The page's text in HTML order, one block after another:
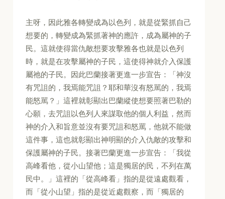
主呀，因此雅各轉變成為以色列，就是從緊抓自己
想要的，轉變成為緊抓著神的應許，成為屬神的子
民。這就使得當仇敵想要攻擊雅各也就是以色列
時，就是在攻擊屬神的子民，這使得神就介入保護
屬祂的子民。因此巴蘭接著更進一步宣告：「神沒
有咒詛的，我焉能咒詛？耶和華沒有怒駡的，我焉
能怒駡？」這裡就彰顯出巴蘭縱使想要照著巴勒的
心願，去咒詛以色列人來謀取他的個人利益，然而
神的介入和旨意並沒有要咒詛和怒罵，他就不能做
這件事，這也就彰顯出神明顯的介入仇敵的攻擊和
保護屬神的子民。接著巴蘭更進一步宣告：「我從
高峰看他，從小山望他；這是獨居的民，不列在萬
民中。」這裡的「從高峰看」指的是從遠處觀看，
而「從小山望」指的是從近處觀察，而「獨居的